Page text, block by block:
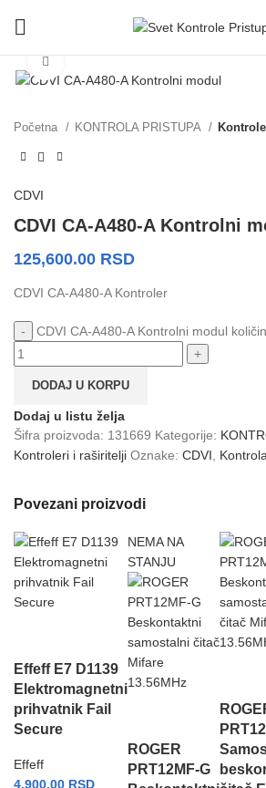
Početna KONTROLA PRISTUPA
CDVI
CDVI CA-A480-A Kontrolni
125,600.00 RSD
CDVI CA-A480-A Kontroler
CDVI CA-A480-A Kontrolni modul
DODAJ U KORPU
Dodaj u listu želja
Šifra proizvoda: 131669 Kategorije:
Kontroleri i raširitelji Oznake: CDVI
Povezani proizvodi
Effeff E7 D1139
Elektromagnetni
prihvatnik Fail
Secure
Effeff
4,900.00 RSD
NEMA NA
STANJU
ROGER
PRT12MF-G